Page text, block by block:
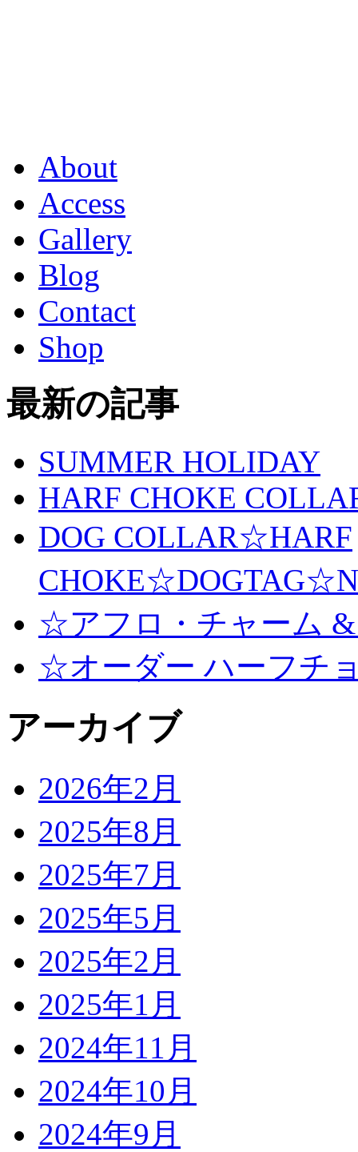
About
Access
Gallery
Blog
Contact
Shop
最新の記事
SUMMER HOLIDAY
HARF CHOKE
DOG COLLAR☆HARF
☆アフロ・チャーム
☆オーダー ハーフチ
アーカイブ
2026年2月
2025年8月
2025年7月
2025年5月
2025年2月
2025年1月
2024年11月
2024年10月
2024年9月